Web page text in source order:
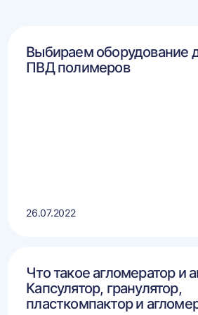
Выбираем оборудование
ПВД полимеров
26.07.2022
Что такое агломератор и
Капсулятор, гранулятор,
пласткомпактор и